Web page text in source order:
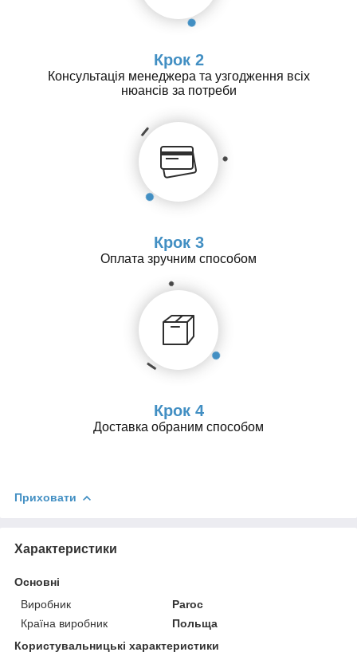
Крок 2
Консультація менеджера та узгодження всіх
нюансів за потреби
Крок 3
Оплата зручним способом
Крок 4
Доставка обраним способом
Приховати
Характеристики
Основні
Виробник
Paroc
Країна виробник
Польща
Користувальницькі характеристики